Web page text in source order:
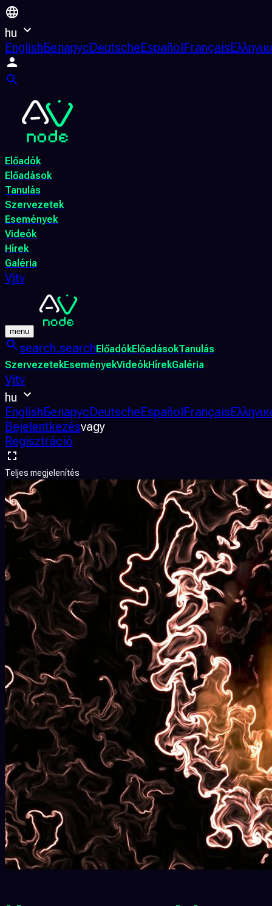
hu
EnglishБеларусDeutscheEspañolFrançais
Előadók
Előadások
Tanulás
Szervezetek
Események
Videók
Hírek
Galéria
Vjtv
menu
search.searchElőadókElőadásokTanulás
SzervezetekEseményekVideókHírekGaléria
Vjtv
hu
EnglishБеларусDeutscheEspañolFrançais
Bejelentkezésvagy
Regisztráció
Teljes megjelenítés